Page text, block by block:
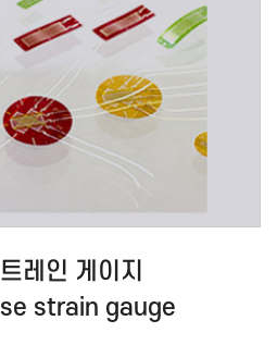
레인 게이지
strain gauge